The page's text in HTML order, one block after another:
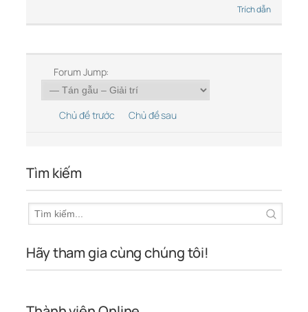
Trích dẫn
Forum Jump:
Chủ đề trước Chủ đề sau
Tìm kiếm
Hãy tham gia cùng chúng tôi!